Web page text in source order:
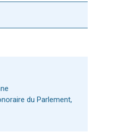
du Parlement,